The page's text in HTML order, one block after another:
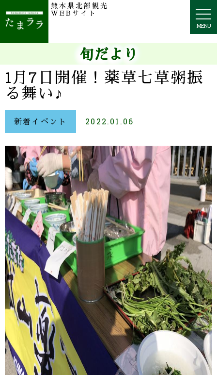
MENU
熊本県北部観光
WEBサイト
旬だより
1月7日開催！薬草七草粥振
る舞い♪
新着イベント 2022.01.06